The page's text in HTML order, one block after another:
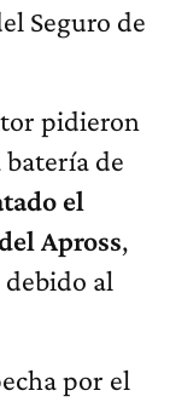
Seguro de
pidieron
batería de
el
Apross,
al
por el